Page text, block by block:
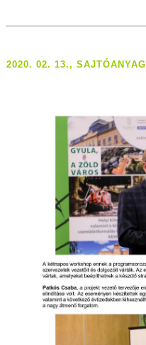
2020. 02. 13., SAJTÓANYAG